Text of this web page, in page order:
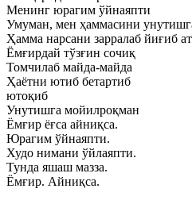
Менинг юрагим ўйнаяпти
Умуман, мен ҳаммасини
Ҳамма нарсани зарралаб йиғиб
Ёмғирдай тўзғин сочиқ
Томчилаб майда-майда
Ҳаётни ютиб бетартиб
ютоқиб
Унутишга мойилроқман
Ёмғир ёғса айниқса.
Юрагим ўйнаяпти.
Худо нимани ўйлаяпти.
Тунда яшаш мазза.
Ёмғир. Айниқса.